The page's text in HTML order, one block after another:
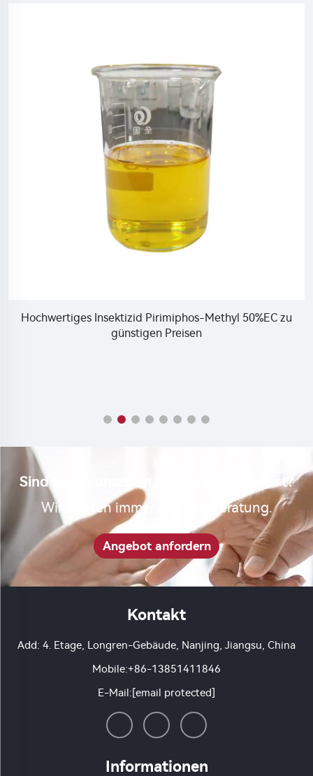
Beliebtes Insektizid Indoxacarb 15%SC Indoxacarb-
Insektizid zur Ameisenbekämpfung
Sind Sie an unserem Produkt interessiert?
Wir warten immer auf Ihre Beratung.
Angebot anfordern
Kontakt
Add: 4. Etage, Longren-Gebäude, Nanjing, Jiangsu, China
Mobile:+86-13851411846
E-Mail:[email protected]
Informationen